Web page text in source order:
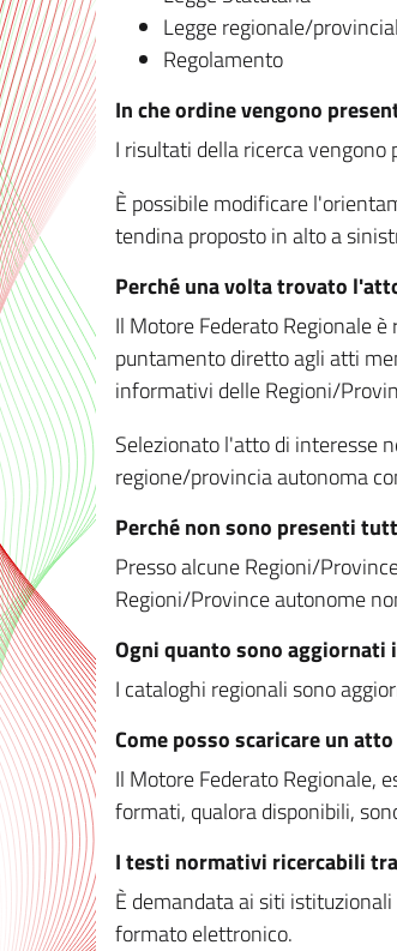
Legge regionale/
Regolamento
In che ordine vengono
I risultati della ricerca
È possibile modificare
tendina proposto in alto a
Perché una volta trovato
Il Motore Federato Regionale
puntamento diretto agli atti
informativi delle Regioni/
Selezionato l'atto di interesse
regione/provincia autonoma
Perché non sono presenti
Presso alcune Regioni/
Regioni/Province autonome
Ogni quanto sono aggiornati
I cataloghi regionali sono
Come posso scaricare un
Il Motore Federato Regionale,
formati, qualora disponibili,
I testi normativi ricercabili
È demandata ai siti
formato elettronico.